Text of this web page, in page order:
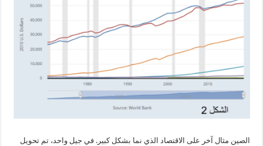
الصين مثال آخر على الاقتصاد الذي نما بشكل كبير. في جيل واحد، تم تحويل